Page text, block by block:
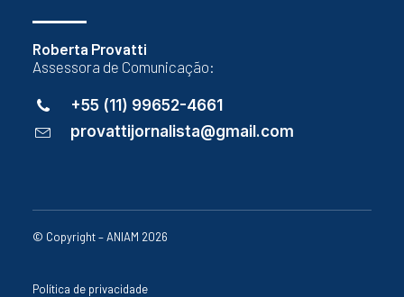
Roberta Provatti
Assessora de Comunicação:
+55 (11) 99652-4661
provattijornalista@gmail.com
© Copyright – ANIAM 2026
Política de privacidade